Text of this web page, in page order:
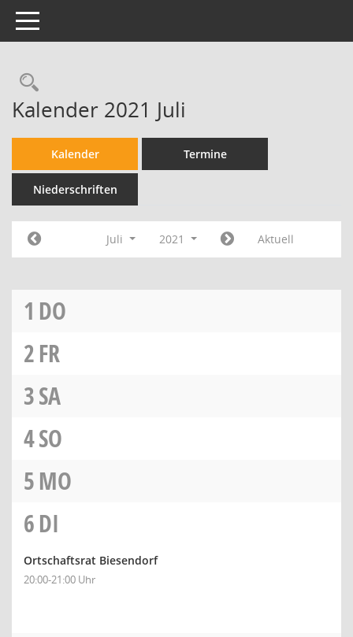
Toggle navigation
Kalender 2021 Juli
Kalender Termine
Niederschriften
Juli 2021 Aktuell
1 DO
2FR
3SA
4SO
5MO
6DI
Ortschaftsrat Biesendorf
20:00-21:00 Uhr